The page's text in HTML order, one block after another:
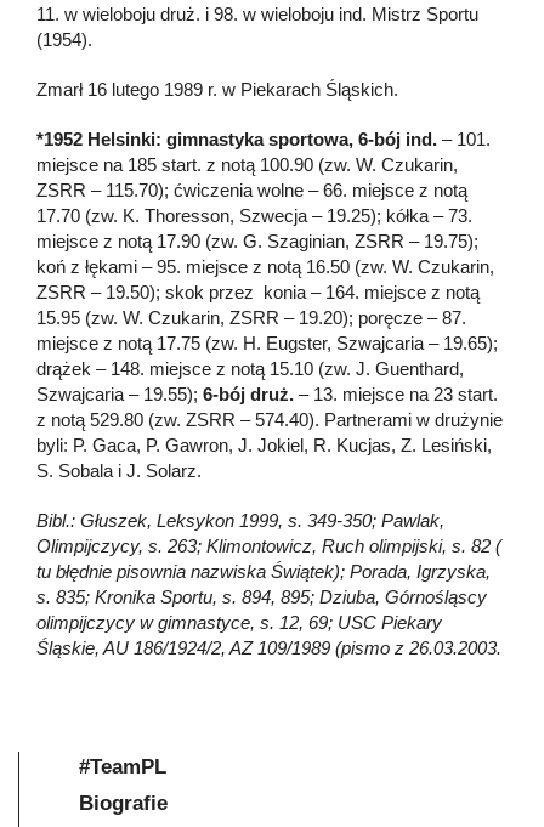
11. w wieloboju druż. i 98. w wieloboju ind. Mistrz Sportu
(1954).
Zmarł 16 lutego 1989 r. w Piekarach Śląskich.
*1952 Helsinki: gimnastyka sportowa, 6-bój ind. – 101.
miejsce na 185 start. z notą 100.90 (zw. W. Czukarin,
ZSRR – 115.70); ćwiczenia wolne – 66. miejsce z notą
17.70 (zw. K. Thoresson, Szwecja – 19.25); kółka – 73.
miejsce z notą 17.90 (zw. G. Szaginian, ZSRR – 19.75);
koń z łękami – 95. miejsce z notą 16.50 (zw. W. Czukarin,
ZSRR – 19.50); skok przez konia – 164. miejsce z notą
15.95 (zw. W. Czukarin, ZSRR – 19.20); poręcze – 87.
miejsce z notą 17.75 (zw. H. Eugster, Szwajcaria – 19.65);
drążek – 148. miejsce z notą 15.10 (zw. J. Guenthard,
Szwajcaria – 19.55); 6-bój druż. – 13. miejsce na 23 start.
z notą 529.80 (zw. ZSRR – 574.40). Partnerami w drużynie
byli: P. Gaca, P. Gawron, J. Jokiel, R. Kucjas, Z. Lesiński,
S. Sobala i J. Solarz.
Bibl.: Głuszek, Leksykon 1999, s. 349-350; Pawlak,
Olimpijczycy, s. 263; Klimontowicz, Ruch olimpijski, s. 82 (
tu błędnie pisownia nazwiska Świątek); Porada, Igrzyska,
s. 835; Kronika Sportu, s. 894, 895; Dziuba, Górnośląscy
olimpijczycy w gimnastyce, s. 12, 69; USC Piekary
Śląskie, AU 186/1924/2, AZ 109/1989 (pismo z 26.03.2003.
#TeamPL
Biografie